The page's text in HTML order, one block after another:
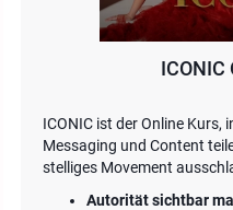
ICONIC
ICONIC ist der Online Kurs,
Messaging und Content
stelliges Movement
Autorität sichtbar